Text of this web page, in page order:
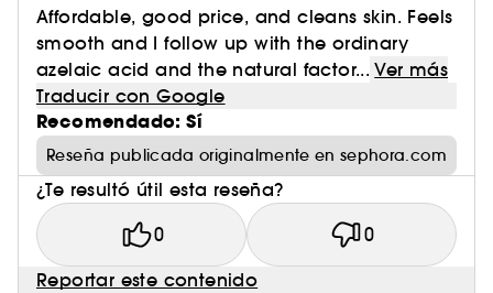
Affordable, good price, and cleans skin. Feels
smooth and I follow up with the ordinary
azelaic acid and the natural factor... Ver más
Traducir con Google
Recomendado: Sí
Reseña publicada originalmente en sephora.com
¿Te resultó útil esta reseña?
0 0
Reportar este contenido